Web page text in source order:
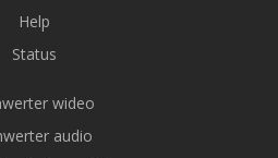
Help
Status
wideo
audio